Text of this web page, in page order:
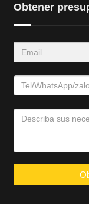
Obtener